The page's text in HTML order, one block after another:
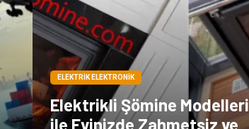
ELEKTRIK ELEKTRONIK
Elektrikli Şömine Modelleri
ile Evinizde Zahmetsiz ve